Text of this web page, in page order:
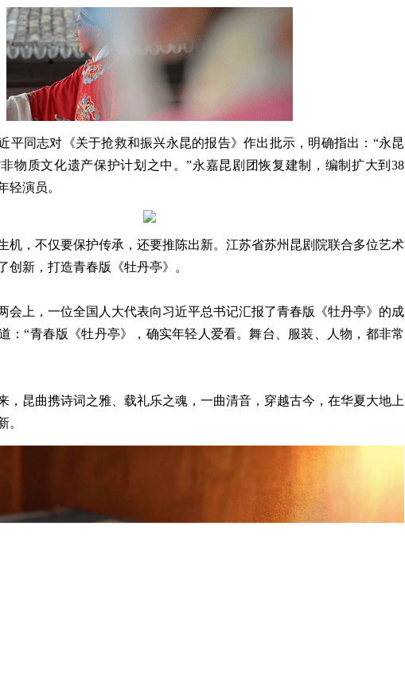
平同志对《关于抢救和振兴永昆的报告》作出批示，明确指出：“永昆
物质文化遗产保护计划之中。”永嘉昆剧团恢复建制，编制扩大到38
轻演员。
机，不仅要保护传承，还要推陈出新。江苏省苏州昆剧院联合多位艺术
创新，打造青春版《牡丹亭》。
会上，一位全国人大代表向习近平总书记汇报了青春版《牡丹亭》的成
：“青春版《牡丹亭》，确实年轻人爱看。舞台、服装、人物，都非常
，昆曲携诗词之雅、载礼乐之魂，一曲清音，穿越古今，在华夏大地上
。